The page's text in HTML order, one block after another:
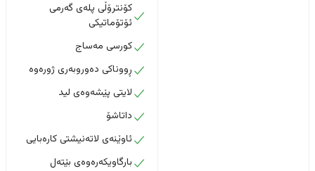
کۆنترۆڵی پلەی گەرمی
ئۆتۆماتیکی
کورسی مەساج
ڕووناکی دەوروبەری ژورەوە
لایتی پێشەوەی لید
داتاشۆ
ئاوێنەی لاتەنیشتی کارەبایی
بارگاویکەرەوەی بێتەل